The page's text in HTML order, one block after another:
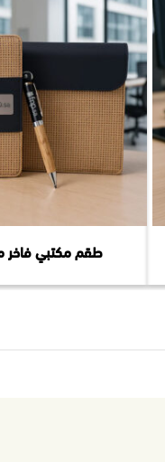
طقم مكتبي فاخر